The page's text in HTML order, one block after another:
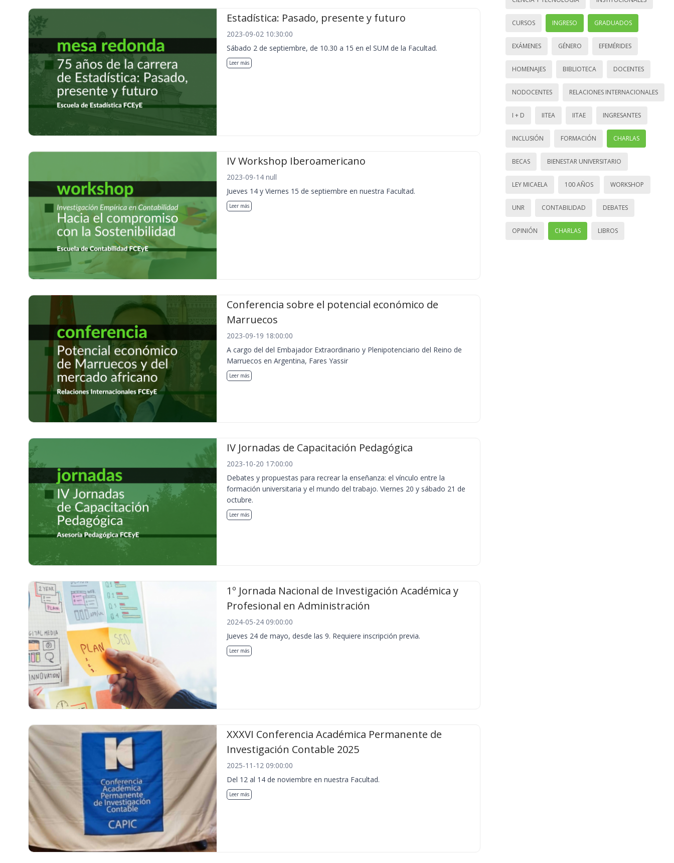
Estadística: Pasado, presente y futuro
2023-09-02 10:30:00
Sábado 2 de septiembre, de 10.30 a 15 en el SUM de la Facultad.
Leer más
IV Workshop Iberoamericano
2023-09-14 null
Jueves 14 y Viernes 15 de septiembre en nuestra Facultad.
Leer más
Conferencia sobre el potencial económico de
Marruecos
2023-09-19 18:00:00
A cargo del del Embajador Extraordinario y Plenipotenciario del Reino de
Marruecos en Argentina, Fares Yassir
Leer más
IV Jornadas de Capacitación Pedagógica
2023-10-20 17:00:00
Debates y propuestas para recrear la enseñanza: el vínculo entre la
formación universitaria y el mundo del trabajo. Viernes 20 y sábado 21 de
octubre.
Leer más
1º Jornada Nacional de Investigación Académica y
Profesional en Administración
2024-05-24 09:00:00
Jueves 24 de mayo, desde las 9. Requiere inscripción previa.
Leer más
XXXVI Conferencia Académica Permanente de
Investigación Contable 2025
2025-11-12 09:00:00
Del 12 al 14 de noviembre en nuestra Facultad.
Leer más
CURSOS INGRESO GRADUADOS
EXÁMENES GÉNERO EFEMÉRIDES
HOMENAJES BIBLIOTECA DOCENTES
NODOCENTES RELACIONES INTERNACIONALES
I + D IITEA IITAE INGRESANTES
INCLUSIÓN FORMACIÓN CHARLAS
BECAS BIENESTAR UNIVERSITARIO
LEY MICAELA 100 AÑOS WORKSHOP
UNR CONTABILIDAD DEBATES
OPINIÓN CHARLAS LIBROS